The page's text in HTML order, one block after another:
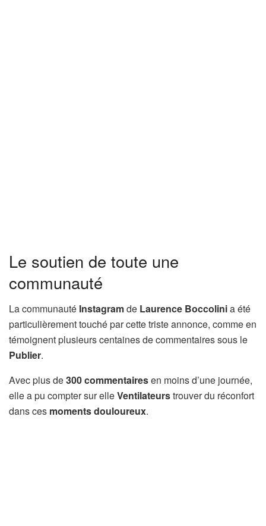
Le soutien de toute une
communauté
La communauté Instagramde Laurence Boccolinia été
particulièrement touché par cette triste annonce, comme en
témoignent plusieurs centaines de commentaires sous le
Publier.
Avec plus de300 commentairesen moins d’une journée,
elle a pu compter sur elleVentilateurstrouver du réconfort
dans ces moments douloureux.